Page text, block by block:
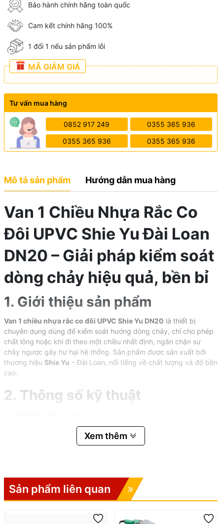
Bảo hành chính hãng toàn quốc
Cam kết chính hãng 100%
1 đổi 1 nếu sản phẩm lỗi
MÃ GIẢM GIÁ
Tư vấn mua hàng
0852 917 249 0355 365 936
0355 365 936 0355 365 936
Mô tả sản phẩm Hướng dẫn mua hàng
Van 1 Chiều Nhựa Rắc Co
Đôi UPVC Shie Yu Đài Loan
DN20 – Giải pháp kiểm soát
dòng chảy hiệu quả, bền bỉ
1. Giới thiệu sản phẩm
Van 1 chiều nhựa rắc co đôi UPVC Shie Yu DN20 là thiết bị
chuyên dụng dùng để kiểm soát hướng dòng chảy, chỉ cho phép
chất lỏng hoặc khí đi theo một chiều nhất định, ngăn chặn sự
chảy ngược gây hư hại hệ thống. Sản phẩm được sản xuất bởi
thương hiệu Shie Yu – Đài Loan, nổi tiếng về chất lượng và độ bền
cao.
2. Thông số kỹ thuật
DN15 (Tương đương 1/2") – Có các size từ 1/2"
Tiêu chuẩn:ANSI, DIN, JIS, CNS
Áp suất làm việc: Tối đa 150 PSI
Xem thêm
Sản phẩm liên quan